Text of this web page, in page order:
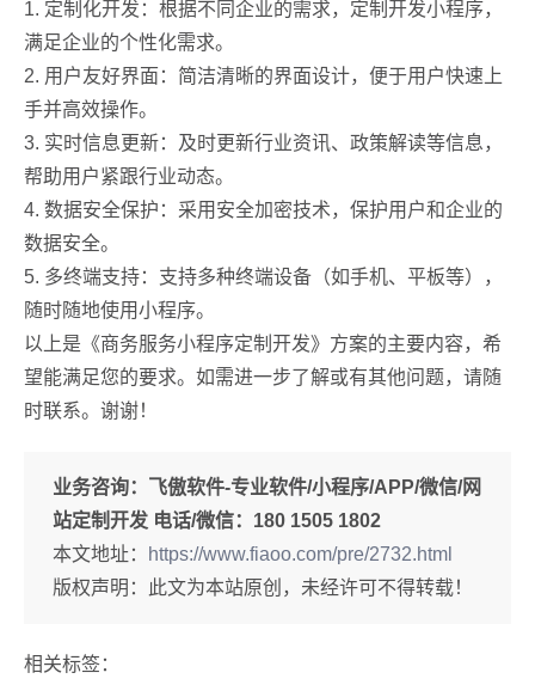
1. 定制化开发：根据不同企业的需求，定制开发小程序，
满足企业的个性化需求。
2. 用户友好界面：简洁清晰的界面设计，便于用户快速上
手并高效操作。
3. 实时信息更新：及时更新行业资讯、政策解读等信息，
帮助用户紧跟行业动态。
4. 数据安全保护：采用安全加密技术，保护用户和企业的
数据安全。
5. 多终端支持：支持多种终端设备（如手机、平板等），
随时随地使用小程序。
以上是《商务服务小程序定制开发》方案的主要内容，希
望能满足您的要求。如需进一步了解或有其他问题，请随
时联系。谢谢！
业务咨询： 飞傲软件-专业软件/小程序/APP/微信/网
站定制开发 电话/微信：180 1505 1802
本文地址：
https://www.fiaoo.com/pre/2732.html
版权声明：此文为本站原创，未经许可不得转载！
相关标签：